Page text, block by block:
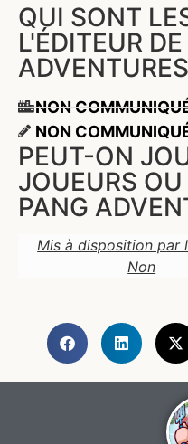
QUI SONT
L'ÉDITEUR
NON
NON
PEUT-ON
JOUEURS
PANG
Mis à disposition par
Non